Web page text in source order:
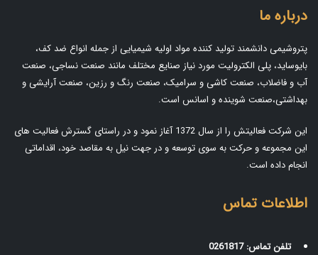
درباره ما
پتروشیمی دانشمند تولید کننده مواد اولیه شیمیایی از جمله انواع ضد کف،
بایوساید، پلی الکترولیت مورد نیاز صنایع مختلف مانند صنعت نساجی، صنعت
آب و فاضلاب، صنعت کاشی و سرامیک، صنعت رنگ و رزین، صنعت آرایشی و
بهداشتی،صنعت شوینده و اسانس است.
این شرکت فعالیتش را از سال 1372 آغاز نمود و در راستای گسترش فعالیت های
این مجموعه و حرکت به سوی توسعه و در جهت نیل به مقاصد خود، اقداماتی
انجام داده است.
اطلاعات تماس
تلفن تماس: 0261817